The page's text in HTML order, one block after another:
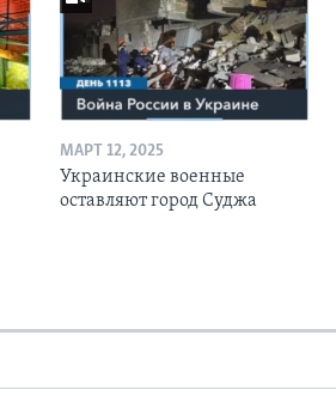
МАРТ 12, 2025
Украинские военные
оставляют город Суджа